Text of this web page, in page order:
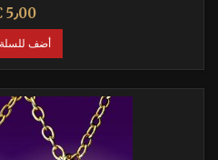
€ 5٫00
أضف للسلة